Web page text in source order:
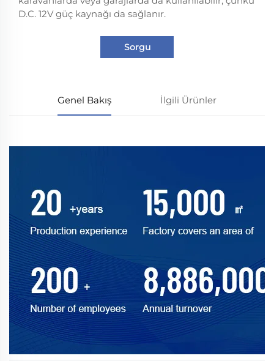
D.C. 12V güç kaynağı da sağlanır.
Sorgu
Genel Bakış İlgili Ürünler